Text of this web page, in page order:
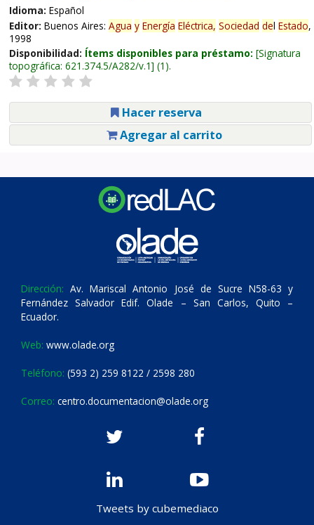
Idioma: Español
Editor: Buenos Aires: Agua y Energía Eléctrica, Sociedad del Estado,
1998
Disponibilidad: Ítems disponibles para préstamo: Signatura
topográfica: 621.374.5/A282/v.1 (1).
Hacer reserva
Agregar al carrito
Dirección: Av. Mariscal Antonio José de Sucre N58-63 y
Fernández Salvador Edif. Olade – San Carlos, Quito –
Ecuador.
Web: www.olade.org
Teléfono: (593 2) 259 8122 / 2598 280
Correo: centro.documentacion@olade.org
Tweets by cubemediaco